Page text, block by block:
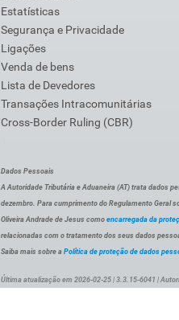
Estatísticas
Segurança e Privacidade
Ligações
Venda de bens
Lista de Devedores
Transações Intracomunitárias
Cross-Border Ruling (CBR)
Dados Pessoais
A Autoridade Tributária e Aduaneira (AT) trata dados
dezembro. Para cumprimento do Regulamento Geral
Oliveira Andrade de Jesus como encarregada da
relacionadas com o tratamento dos seus dados
Saiba mais sobre a Política de proteção de dados
Última atualização em 2026-02-25 | 3.3.15-6041 |